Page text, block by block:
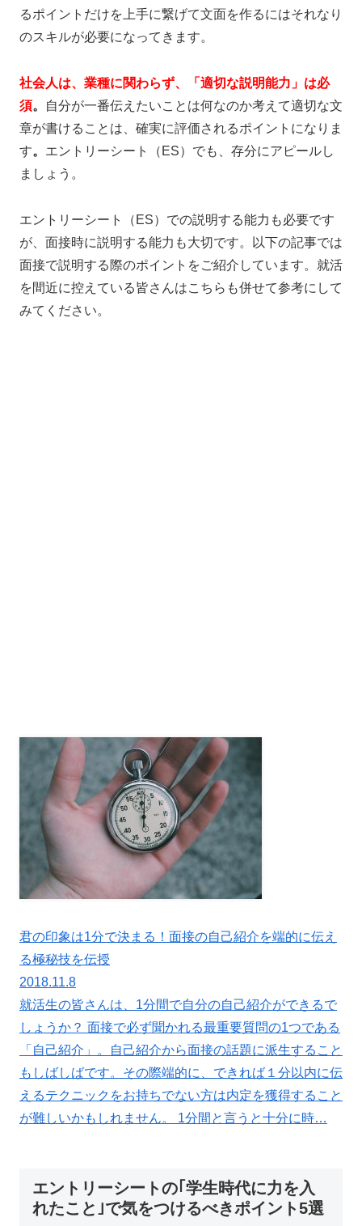
るポイントだけを上手に繋げて文面を作るにはそれなり
のスキルが必要になってきます。
社会人は、業種に関わらず、「適切な説明能力」は必
須。
自分が一番伝えたいことは何なのか考えて適切な文
章が書けることは、確実に評価されるポイントになりま
す。 エントリーシート（ES）でも、存分にアピールし
ましょう。
エントリーシート（ES）での説明する能力も必要です
が、面接時に説明する能力も大切です。以下の記事では
面接で説明する際のポイントをご紹介しています。就活
を間近に控えている皆さんはこちらも併せて参考にして
みてください。
君の印象は1分で決まる！面接の自己紹介を端的に伝え
る極秘技を伝授
2018.11.8
就活生の皆さんは、1分間で自分の自己紹介ができるで
しょうか？ 面接で必ず聞かれる最重要質問の1つである
「自己紹介」。自己紹介から面接の話題に派生すること
もしばしばです。その際端的に、できれば１分以内に伝
えるテクニックをお持ちでない方は内定を獲得すること
が難しいかもしれません。 1分間と言うと十分に時…
エントリーシートの｢学生時代に力を入
れたこと｣で気をつけるべきポイント5選